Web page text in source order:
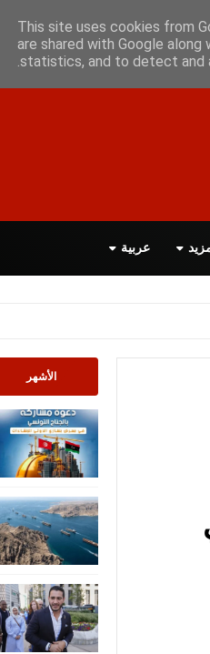
عربية
الأشهر
This site uses cookies from
are shared with Google
statistics, and to detect and